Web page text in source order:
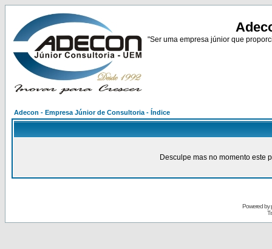
"Ser uma empresa júnior que
Adecon - Empresa Júnior de Consultoria - Índice
Desculpe mas no momento este
Powered by